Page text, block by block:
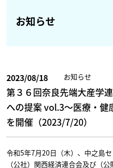
お知らせ
2023/08/18 お知らせ
第３６回奈良先端大産学
への提案 vol.3～医療・健
を開催（2023/7/20）
令和5年7月20日（木）、中之島
（公社）関西経済連合会及び（